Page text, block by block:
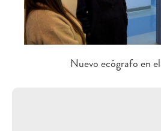
Nuevo ecógrafo en